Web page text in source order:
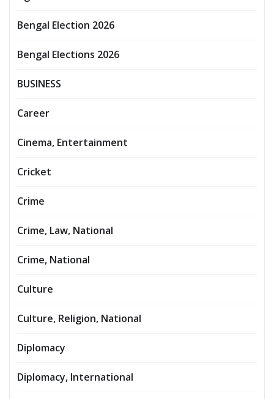
Bengal Election 2026
Bengal Elections 2026
BUSINESS
Career
Cinema, Entertainment
Cricket
Crime
Crime, Law, National
Crime, National
Culture
Culture, Religion, National
Diplomacy
Diplomacy, International